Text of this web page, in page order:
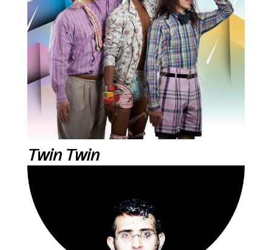
Twin Twin